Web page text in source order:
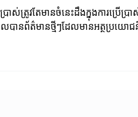
ប្រាស់ត្រូវតែមានចំនេះដឹងក្នុងការប្
លបានព័ត៌មានថ្មីៗដែលមានអត្ថប្រយោជ